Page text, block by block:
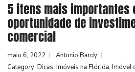
5 itens mais importantes
oportunidade de
comercial
maio 6, 2022
Antonio Bardy
Category: Dicas, Imóveis na Flórida, Imóvel